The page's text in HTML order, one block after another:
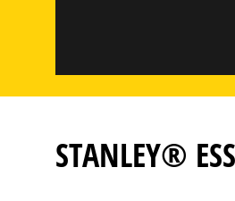
STANLEY®